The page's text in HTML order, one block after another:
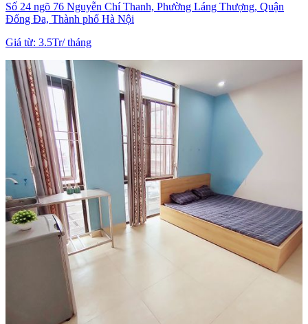
Số 24 ngõ 76 Nguyễn Chí Thanh, Phường Láng Thượng, Quận
Đống Đa, Thành phố Hà Nội
Giá từ: 3.5Tr/tháng